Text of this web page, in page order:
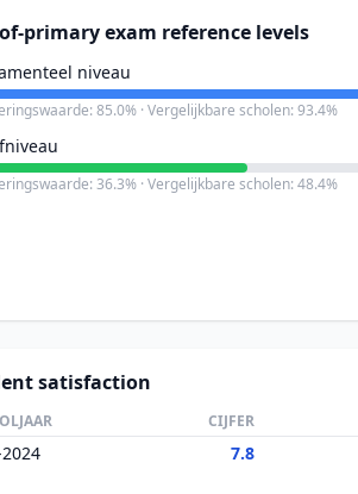
primary exam reference levels
niveau
85.0% · Vergelijkbare scholen: 93.4%
36.3% · Vergelijkbare scholen: 48.4%
satisfaction
CIJFER
7.8